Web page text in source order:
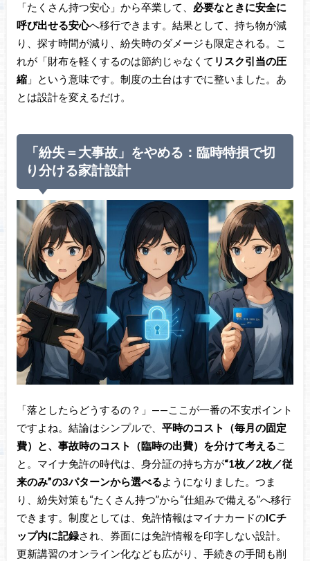
「たくさん持つ安心」から卒業して、 必要なときに安全に
呼び出せる安心へ移行できます。結果として、持ち物が減
り、探す時間が減り、紛失時のダメージも限定される。こ
れが「財布を軽くするのは節約じゃなくて リスク引当の圧
縮」という意味です。制度の土台はすでに整いました。あ
とは設計を変えるだけ。
「紛失＝大事故」をやめる：臨時特損で切
り分ける家計設計
「落としたらどうするの？」——ここが一番の不安ポイント
ですよね。結論はシンプルで、 平時のコスト（毎月の固定
費）と、事故時のコスト（臨時の出費）を分けて考えるこ
と。マイナ免許の時代は、身分証の持ち方が“1枚／2枚／従
来のみ”の3パターンから選べるようになりました。つま
り、紛失対策も“たくさん持つ”から“仕組みで備える”へ移行
できます。制度としては、免許情報はマイナカードのICチ
ップ内に記録され、券面には免許情報を印字しない設計。
更新講習のオンライン化なども広がり、手続きの手間も削